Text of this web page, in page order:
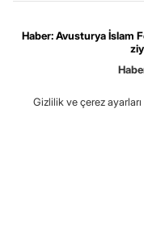
Haber: Avusturya İslam
Gizlilik ve çerez ayarları